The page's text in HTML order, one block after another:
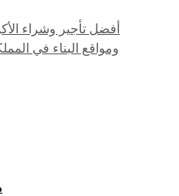
أفضل تأجير وشراء
ومواقع البناء في